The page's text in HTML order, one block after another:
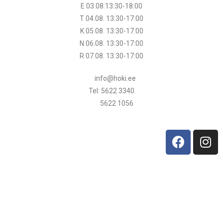
E 03.08.13:30-18:00
T 04.08. 13:30-17:00
K 05.08. 13:30-17:00
N 06.08. 13:30-17:00
R 07.08. 13:30-17:00
info@hoki.ee
Tel: 5622 3340
5622 1056